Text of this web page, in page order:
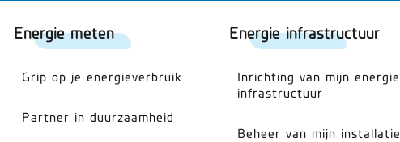
Energie meten
Grip op je energieverbruik
Partner in duurzaamheid
Energie infrastructuur
Inrichting van mijn energie
infrastructuur
Beheer van mijn installatie